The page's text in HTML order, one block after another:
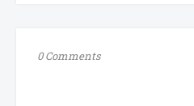
0 Comments